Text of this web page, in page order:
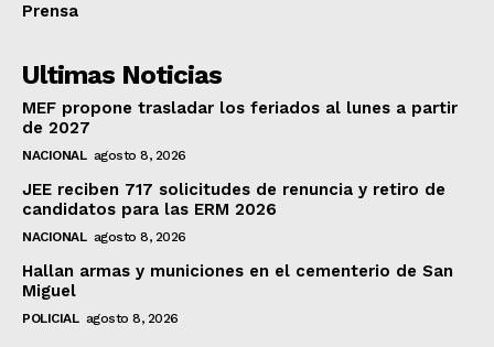
Prensa
Ultimas Noticias
MEF propone trasladar los feriados al lunes a partir
de 2027
NACIONAL agosto 8, 2026
JEE reciben 717 solicitudes de renuncia y retiro de
candidatos para las ERM 2026
NACIONAL agosto 8, 2026
Hallan armas y municiones en el cementerio de San
Miguel
POLICIAL agosto 8, 2026